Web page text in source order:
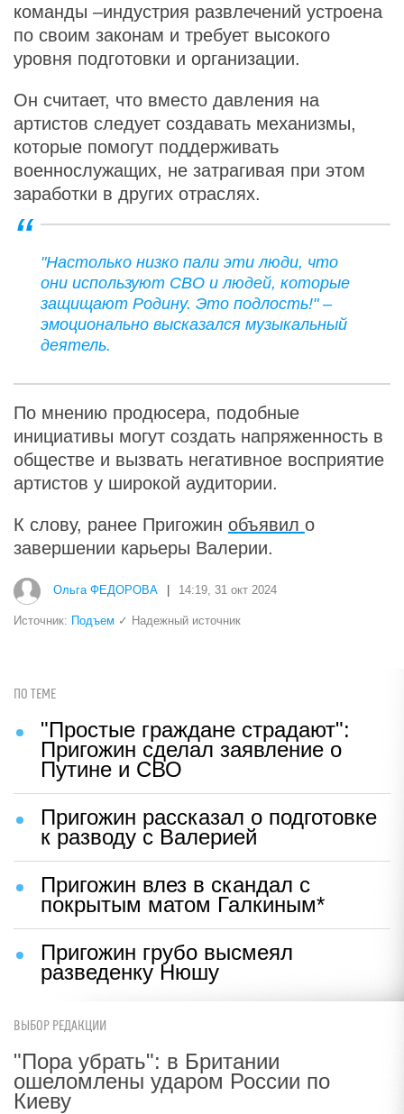
команды –индустрия развлечений устроена
по своим законам и требует высокого
уровня подготовки и организации.
Он считает, что вместо давления на
артистов следует создавать механизмы,
которые помогут поддерживать
военнослужащих, не затрагивая при этом
заработки в других отраслях.
"Настолько низко пали эти люди, что
они используют СВО и людей, которые
защищают Родину. Это подлость!" –
эмоционально высказался музыкальный
деятель.
По мнению продюсера, подобные
инициативы могут создать напряженность в
обществе и вызвать негативное восприятие
артистов у широкой аудитории.
К слову, ранее Пригожин объявил о
завершении карьеры Валерии.
Ольга ФЕДОРОВА 14:19, 31 окт 2024
Источник: Подъем ✓ Надежный источник
ПО ТЕМЕ
"Простые граждане страдают":
Пригожин сделал заявление о
Путине и СВО
Пригожин рассказал о подготовке
к разводу с Валерией
Пригожин влез в скандал с
покрытым матом Галкиным*
Пригожин грубо высмеял
разведенку Нюшу
ВЫБОР РЕДАКЦИИ
"Пора убрать": в Британии
ошеломлены ударом России по
Киеву